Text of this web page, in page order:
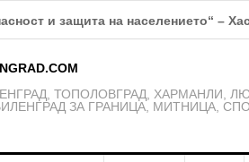
– 1921 получават нови екипи
ТОПОЛОВГРАД, ХАРМАНЛИ,
ЗА ГРАНИЦА, МИТНИЦА,